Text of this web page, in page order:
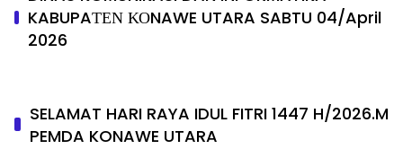
KABUPAΤΕΝ ΚΟNAWE UTARA SABTU 04/April
2026
SELAMAT HARI RAYA IDUL FITRI 1447 H/2026.M
PEMDA KONAWE UTARA